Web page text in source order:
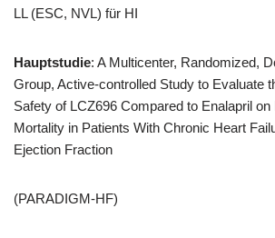
LL (ESC, NVL) für HI
Hauptstudie: A Multicenter, Randomized,
Group, Active-controlled Study to Evaluate
Safety of LCZ696 Compared to Enalapril
Mortality in Patients With Chronic Heart
Ejection Fraction
(PARADIGM-HF)